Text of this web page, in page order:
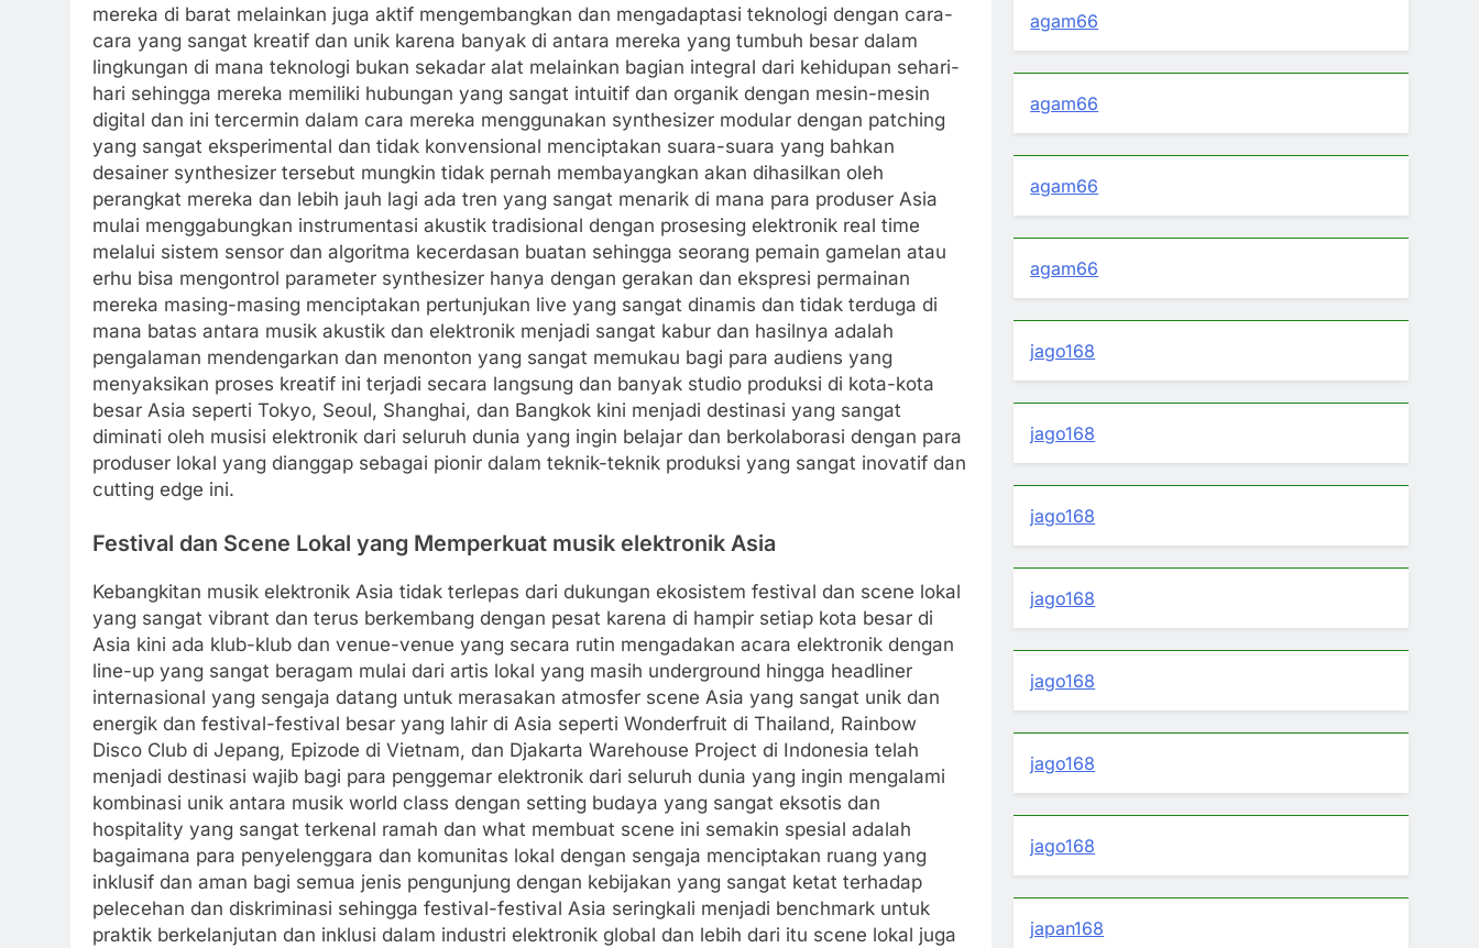
mereka di barat melainkan juga aktif mengembangkan dan mengadaptasi teknologi dengan cara-
cara yang sangat kreatif dan unik karena banyak di antara mereka yang tumbuh besar dalam
lingkungan di mana teknologi bukan sekadar alat melainkan bagian integral dari kehidupan sehari-
hari sehingga mereka memiliki hubungan yang sangat intuitif dan organik dengan mesin-mesin
digital dan ini tercermin dalam cara mereka menggunakan synthesizer modular dengan patching
yang sangat eksperimental dan tidak konvensional menciptakan suara-suara yang bahkan
desainer synthesizer tersebut mungkin tidak pernah membayangkan akan dihasilkan oleh
perangkat mereka dan lebih jauh lagi ada tren yang sangat menarik di mana para produser Asia
mulai menggabungkan instrumentasi akustik tradisional dengan prosesing elektronik real time
melalui sistem sensor dan algoritma kecerdasan buatan sehingga seorang pemain gamelan atau
erhu bisa mengontrol parameter synthesizer hanya dengan gerakan dan ekspresi permainan
mereka masing-masing menciptakan pertunjukan live yang sangat dinamis dan tidak terduga di
mana batas antara musik akustik dan elektronik menjadi sangat kabur dan hasilnya adalah
pengalaman mendengarkan dan menonton yang sangat memukau bagi para audiens yang
menyaksikan proses kreatif ini terjadi secara langsung dan banyak studio produksi di kota-kota
besar Asia seperti Tokyo, Seoul, Shanghai, dan Bangkok kini menjadi destinasi yang sangat
diminati oleh musisi elektronik dari seluruh dunia yang ingin belajar dan berkolaborasi dengan para
produser lokal yang dianggap sebagai pionir dalam teknik-teknik produksi yang sangat inovatif dan
cutting edge ini.
Festival dan Scene Lokal yang Memperkuat musik elektronik Asia
Kebangkitan musik elektronik Asia tidak terlepas dari dukungan ekosistem festival dan scene lokal
yang sangat vibrant dan terus berkembang dengan pesat karena di hampir setiap kota besar di
Asia kini ada klub-klub dan venue-venue yang secara rutin mengadakan acara elektronik dengan
line-up yang sangat beragam mulai dari artis lokal yang masih underground hingga headliner
internasional yang sengaja datang untuk merasakan atmosfer scene Asia yang sangat unik dan
energik dan festival-festival besar yang lahir di Asia seperti Wonderfruit di Thailand, Rainbow
Disco Club di Jepang, Epizode di Vietnam, dan Djakarta Warehouse Project di Indonesia telah
menjadi destinasi wajib bagi para penggemar elektronik dari seluruh dunia yang ingin mengalami
kombinasi unik antara musik world class dengan setting budaya yang sangat eksotis dan
hospitality yang sangat terkenal ramah dan what membuat scene ini semakin spesial adalah
bagaimana para penyelenggara dan komunitas lokal dengan sengaja menciptakan ruang yang
inklusif dan aman bagi semua jenis pengunjung dengan kebijakan yang sangat ketat terhadap
pelecehan dan diskriminasi sehingga festival-festival Asia seringkali menjadi benchmark untuk
praktik berkelanjutan dan inklusi dalam industri elektronik global dan lebih dari itu scene lokal juga
agam66
agam66
agam66
agam66
jago168
jago168
jago168
jago168
jago168
jago168
jago168
japan168